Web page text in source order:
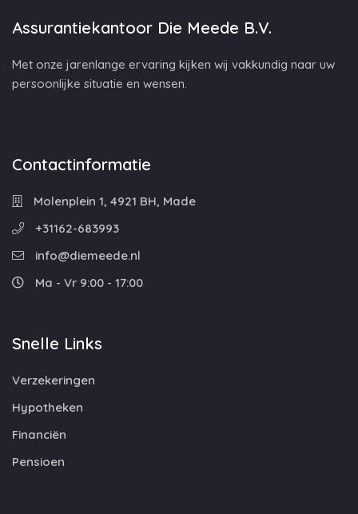
Assurantiekantoor Die Meede B.V.
Met onze jarenlange ervaring kijken wij vakkundig naar uw
persoonlijke situatie en wensen.
Contactinformatie
Molenplein 1, 4921 BH, Made
+31162-683993
info@diemeede.nl
Ma - Vr 9:00 - 17:00
Snelle Links
Verzekeringen
Hypotheken
Financiën
Pensioen